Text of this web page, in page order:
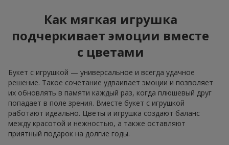
Как мягкая игрушка
подчеркивает эмоции вместе
с цветами
Букет с игрушкой — универсальное и всегда удачное
решение. Такое сочетание удваивает эмоции и позволяет
их обновлять в памяти каждый раз, когда плюшевый друг
попадает в поле зрения. Вместе букет с игрушкой
работают идеально. Цветы и игрушка создают баланс
между красотой и нежностью, а также оставляют
приятный подарок на долгие годы.